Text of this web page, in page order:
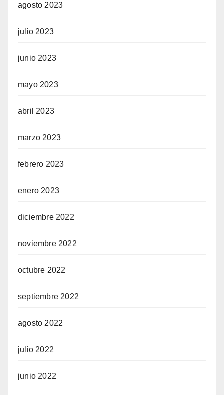
agosto 2023
julio 2023
junio 2023
mayo 2023
abril 2023
marzo 2023
febrero 2023
enero 2023
diciembre 2022
noviembre 2022
octubre 2022
septiembre 2022
agosto 2022
julio 2022
junio 2022